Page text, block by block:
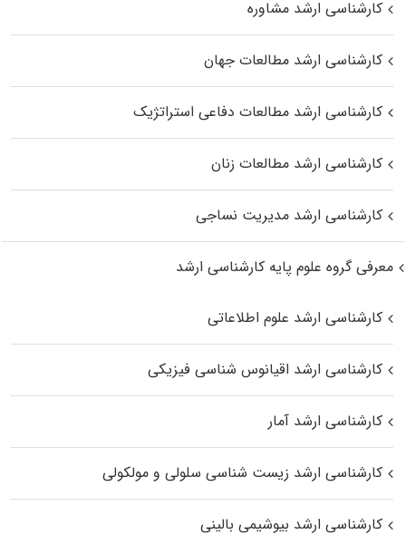
کارشناسی ارشد مشاوره
کارشناسی ارشد مطالعات جهان
کارشناسی ارشد مطالعات دفاعی استراتژیک
کارشناسی ارشد مطالعات زنان
کارشناسی ارشد مدیریت نساجی
معرفی گروه علوم پایه کارشناسی ارشد
کارشناسی ارشد علوم اطلاعاتی
کارشناسی ارشد اقیانوس‌ شناسی فیزیکی
کارشناسی ارشد آمار
کارشناسی ارشد زیست شناسی سلولی و مولکولی
کارشناسی ارشد بیوشیمی بالینی